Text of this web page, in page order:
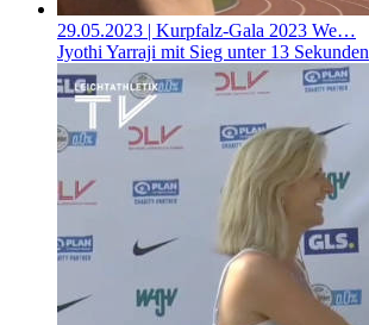
29.05.2023 | Kurpfalz-Gala 2023 We…
Jyothi Yarraji mit Sieg unter 13 Sekunden